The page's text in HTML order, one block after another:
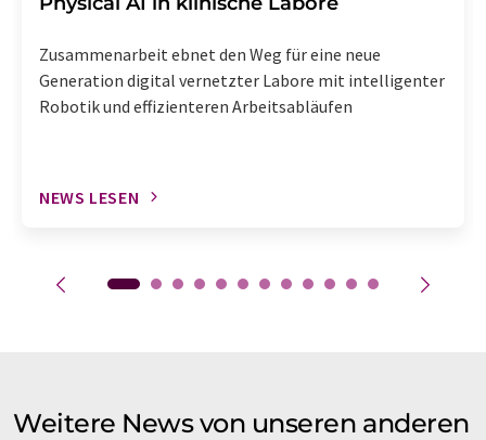
Zusammenarbeit ebnet den Weg für eine neue
Generation digital vernetzter Labore mit intelligenter
Robotik und effizienteren Arbeitsabläufen
NEWS LESEN
Weitere News von unseren anderen